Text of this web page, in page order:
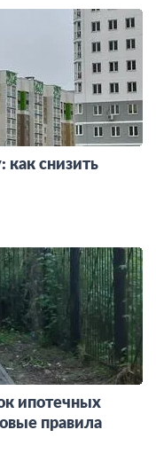
как снизить
ипотечных
правила